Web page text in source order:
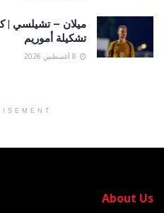
ميلان – تشيلسي |
تشكيلة أموريم
About Us